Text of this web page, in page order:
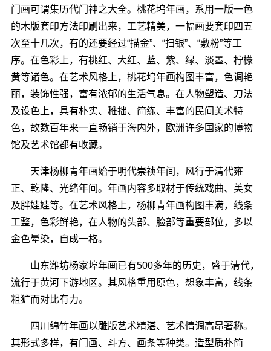
门画可谓集历代门神之大全。桃花坞年画，系用一版一色
的木版套印方法印刷出来，工艺精美，一幅画要套印四五
次至十几次，有的还要经过“描金”、“扫银”、“敷粉”等工
序。在色彩上，有桃红、大红、蓝、紫、绿、淡墨、柠檬
黄等诸色。在艺术风格上，桃花坞年画构图丰富，色调艳
丽，装饰性强，富有浓郁的生活气息。在人物塑造、刀法
及设色上，具有朴实、稚拙、简练、丰富的民间美术特
色，故数百年来一直畅销于海内外，欧洲许多国家的博物
馆及艺术馆都有收藏。
天津杨柳青年画始于明代崇祯年间，风行于清代雍
正、乾隆、光绪年间。年画内容多取材于传统戏曲、美女
及胖娃娃等。在艺术风格上，杨柳青年画构图丰满，线条
工整，色彩鲜艳，在人物的头部、脸部等重要部位，多以
金色晕染，自成一格。
山东潍坊杨家埠年画已有500多年的历史，盛于清代，
流行于黄河下游地区。其风格重用原色，想象丰富，线条
粗犷而对比有力。
四川绵竹年画以雕版艺术精湛、艺术情调高昂著称。
其形式多样，有门画、斗方、画条等种类。造型质朴简